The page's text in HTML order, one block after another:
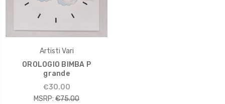
Artisti Vari
OROLOGIO BIMBA P
grande
€30.00
MSRP: €75.00